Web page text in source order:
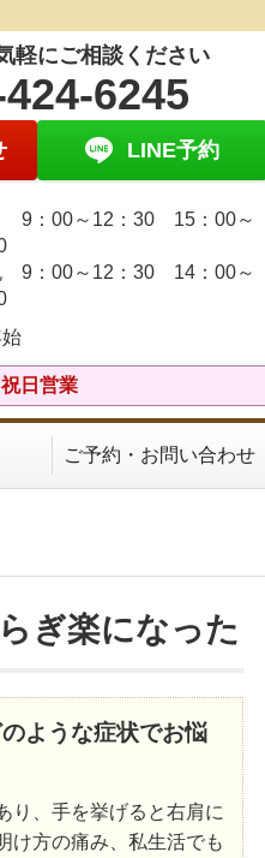
軽にご相談ください
6245
LINE予約
：00～12：30 15：00～
9：00～12：30 14：00～
日営業
ご予約・お問い合わせ
ぎ楽になった
ような症状でお悩
り、手を挙げると右肩に
け方の痛み、私生活でも